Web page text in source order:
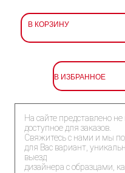
В КОРЗИНУ
В ИЗБРАННОЕ
На сайте представлено
доступное для заказов.
Свяжитесь с нами и мы
для Вас вариант,
выезд
дизайнера с образцами,